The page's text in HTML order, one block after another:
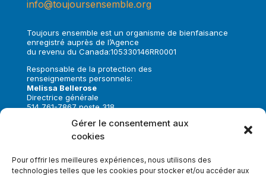
Gérer le consentement aux
cookies
Pour offrir les meilleures expériences, nous utilisons des
technologies telles que les cookies pour stocker et/ou accéder aux
info@toujoursensemble.org
Toujours ensemble est un organisme de bienfaisance
enregistré auprès de l’Agence
du revenu du Canada:105330146RR0001
Responsable de la protection des
renseignements personnels:
Melissa Bellerose
Directrice générale
514 761-7867 poste 318